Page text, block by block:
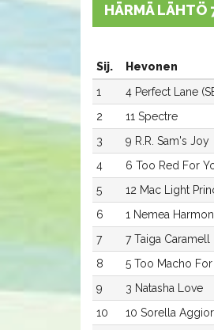
HÄRMÄ LÄHTÖ
Sij. Hevonen
1
4 Perfect Lane
2
11 Spectre
3
9 R.R. Sam's Joy
4
6 Too Red For
5
12 Mac Light
6
1 Nemea
7
7 Taiga Caramell
8
5 Too Macho For
9
3 Natasha Love
10
10 Sorella